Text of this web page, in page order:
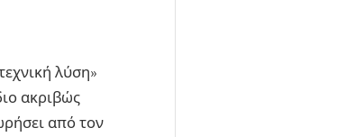
λύση»
ακριβώς
από τον